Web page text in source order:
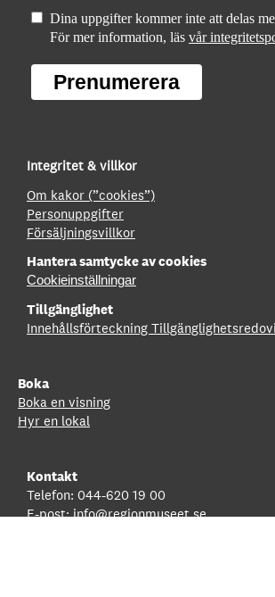
Dina uppgifter kommer inte att delas
För mer information, läs vår
Prenumerera
Integritet & villkor
Om kakor (”cookies”)
Personuppgifter
Försäljningsvillkor
Hantera samtycke av cookies
Cookieinställningar
Tillgänglighet
Innehållsförteckning
Boka
Boka en visning
Hyr en lokal
Kontakt
Telefon: 044-620 19 00
E-post:info@regionmuseet.se